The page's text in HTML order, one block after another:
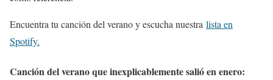
Encuentra tu canción del verano y escucha nuestra lista en
Spotify.
Canción del verano que inexplicablemente salió en enero: